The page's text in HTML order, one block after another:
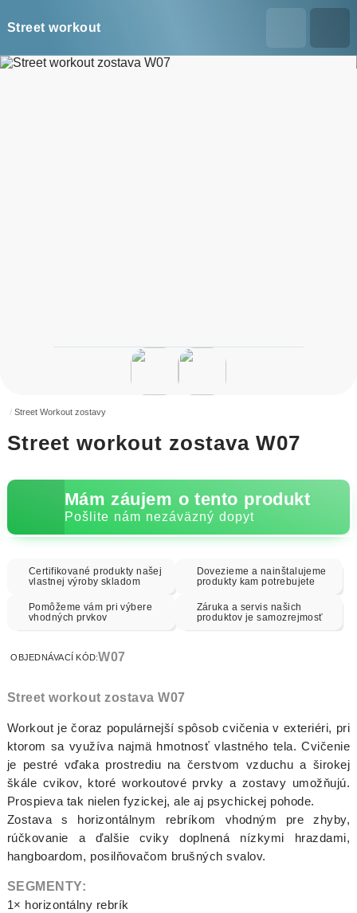
Street workout
Street Workout zostavy
Street workout zostava W07
Mám záujem o tento produkt
Pošlite nám nezáväzný dopyt
Certifikované produkty našej
vlastnej výroby skladom
Dovezieme a nainštalujeme
produkty kam potrebujete
Pomôžeme vám pri výbere
vhodných prvkov
Záruka a servis našich
produktov je samozrejmosť
OBJEDNÁVACÍ KÓD:W07
Street workout zostava W07
Workout je čoraz populárnejší spôsob cvičenia v exteriéri, pri
ktorom sa využíva najmä hmotnosť vlastného tela. Cvičenie
je pestré vďaka prostrediu na čerstvom vzduchu a širokej
škále cvikov, ktoré workoutové prvky a zostavy umožňujú.
Prospieva tak nielen fyzickej, ale aj psychickej pohode.
Zostava s horizontálnym rebríkom vhodným pre zhyby,
rúčkovanie a ďalšie cviky doplnená nízkymi hrazdami,
hangboardom, posilňovačom brušných svalov.
SEGMENTY:
1× horizontálny rebrík